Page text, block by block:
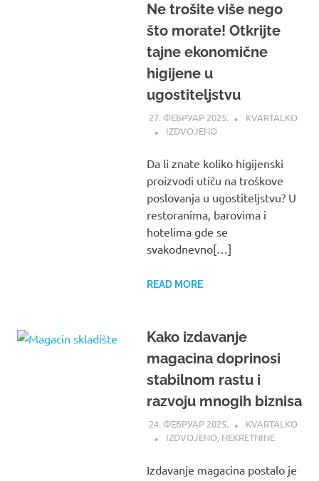
Ne trošite više nego
što morate! Otkrijte
tajne ekonomične
higijene u
ugostiteljstvu
27. ФЕБРУАР 2025.
KVARTALKO
IZDVOJENO
Da li znate koliko higijenski
proizvodi utiču na troškove
poslovanja u ugostiteljstvu? U
restoranima, barovima i
hotelima gde se
svakodnevno[…]
READ MORE
Kako izdavanje
magacina doprinosi
stabilnom rastu i
razvoju mnogih biznisa
24. ФЕБРУАР 2025.
KVARTALKO
IZDVOJENO, NEKRETNINE
Izdavanje magacina postalo je